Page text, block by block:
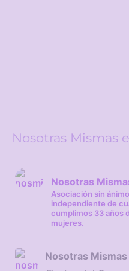
Nosotras Mismas
Nosotras
Asociación sin
independiente de
cumplimos 33 años
mujeres.
Nosotras Mismas